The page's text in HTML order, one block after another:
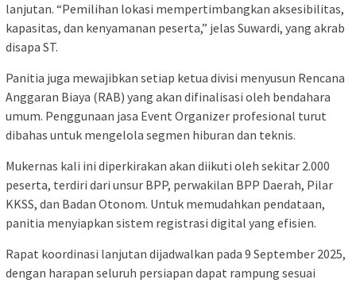
lanjutan. “Pemilihan lokasi mempertimbangkan aksesibilitas,
kapasitas, dan kenyamanan peserta,” jelas Suwardi, yang akrab
disapa ST.
Panitia juga mewajibkan setiap ketua divisi menyusun Rencana
Anggaran Biaya (RAB) yang akan difinalisasi oleh bendahara
umum. Penggunaan jasa Event Organizer profesional turut
dibahas untuk mengelola segmen hiburan dan teknis.
Mukernas kali ini diperkirakan akan diikuti oleh sekitar 2.000
peserta, terdiri dari unsur BPP, perwakilan BPP Daerah, Pilar
KKSS, dan Badan Otonom. Untuk memudahkan pendataan,
panitia menyiapkan sistem registrasi digital yang efisien.
Rapat koordinasi lanjutan dijadwalkan pada 9 September 2025,
dengan harapan seluruh persiapan dapat rampung sesuai